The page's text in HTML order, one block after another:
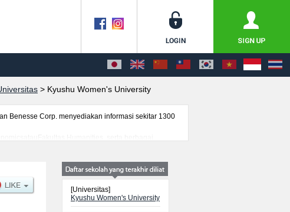
> Kyushu Women's University
Benesse Corp. menyediakan informasi sekitar 1300
Humanities, serta berbagai
[Universitas]
Kyushu Women's University